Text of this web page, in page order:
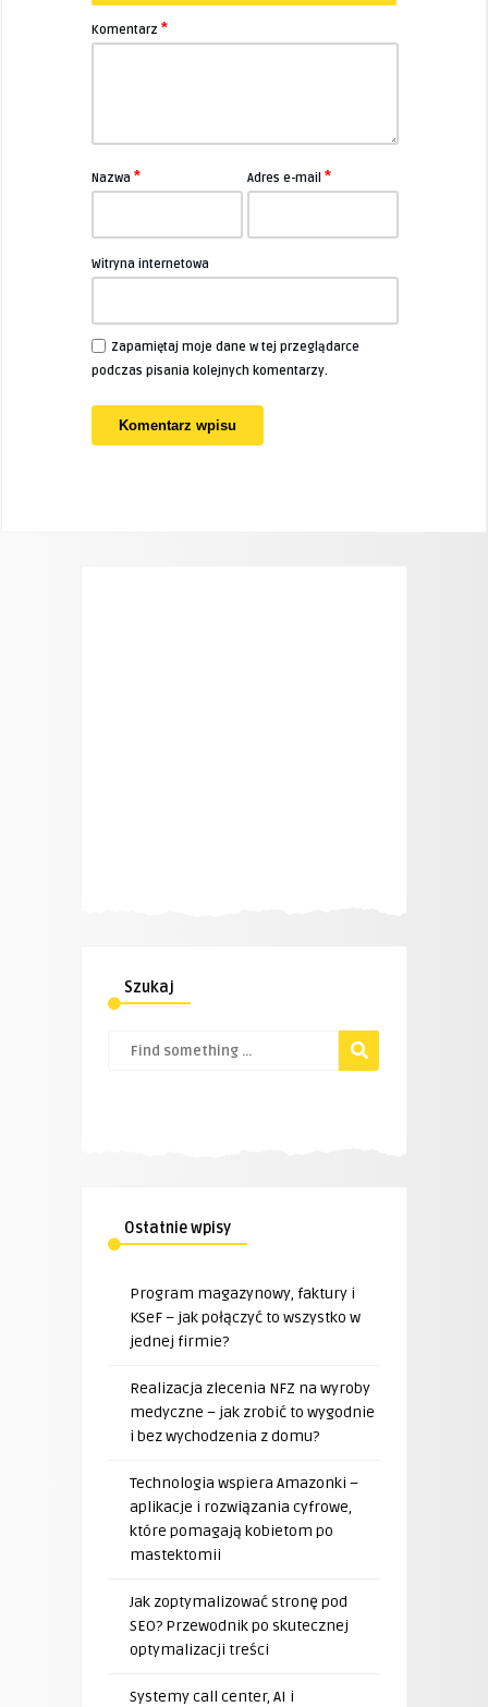
Komentarz *
Nazwa * Adres e-mail*
Witryna internetowa
Zapamiętaj moje dane w tej przeglądarce
podczas pisania kolejnych komentarzy.
Szukaj
Ostatnie wpisy
Program magazynowy, faktury i
KSeF – jak połączyć to wszystko w
jednej firmie?
Realizacja zlecenia NFZ na wyroby
medyczne – jak zrobić to wygodnie
i bez wychodzenia z domu?
Technologia wspiera Amazonki –
aplikacje i rozwiązania cyfrowe,
które pomagają kobietom po
mastektomii
Jak zoptymalizować stronę pod
SEO? Przewodnik po skutecznej
optymalizacji treści
Systemy call center, AI i